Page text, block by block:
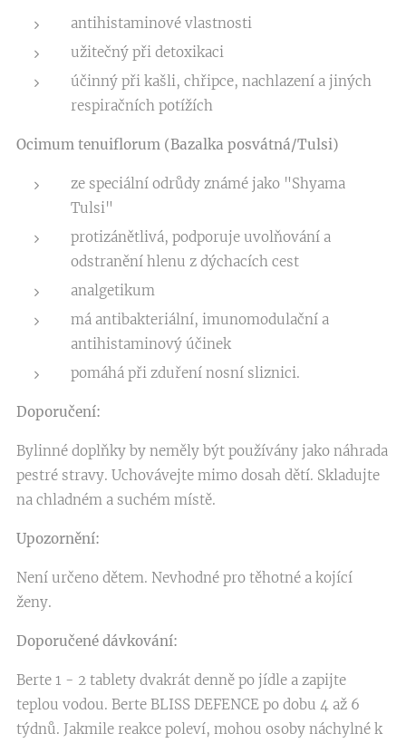
antihistaminové vlastnosti
užitečný při detoxikaci
účinný při kašli, chřipce, nachlazení a jiných
respiračních potížích
Ocimum tenuiflorum (Bazalka posvátná/Tulsi)
ze speciální odrůdy známé jako "Shyama
Tulsi"
protizánětlivá, podporuje uvolňování a
odstranění hlenu z dýchacích cest
analgetikum
má antibakteriální, imunomodulační a
antihistaminový účinek
pomáhá při zduření nosní sliznici.
Doporučení:
Bylinné doplňky by neměly být používány jako náhrada
pestré stravy. Uchovávejte mimo dosah dětí. Skladujte
na chladném a suchém místě.
Upozornění:
Není určeno dětem. Nevhodné pro těhotné a kojící
ženy.
Doporučené dávkování:
Berte 1 - 2 tablety dvakrát denně po jídle a zapijte
teplou vodou. Berte BLISS DEFENCE po dobu 4 až 6
týdnů. Jakmile reakce poleví, mohou osoby náchylné k